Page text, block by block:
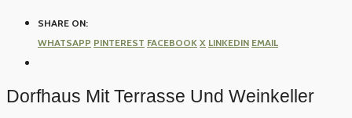
SHARE ON:
WHATSAPP PINTEREST FACEBOOK X LINKEDIN EMAIL
Dorfhaus Mit Terrasse Und Weinkeller